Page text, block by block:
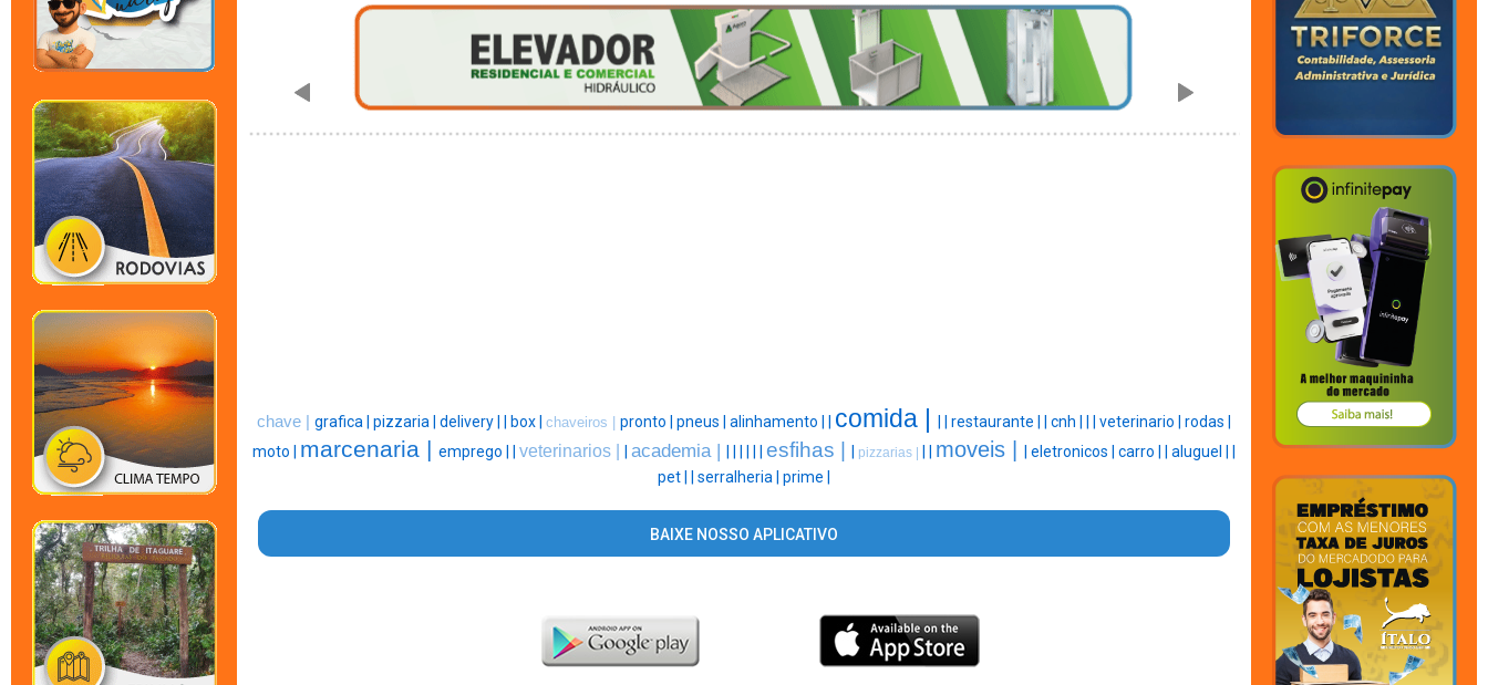
chave | grafica | pizzaria | delivery | box | chaveiros | pronto | pneus | alinhamento | comida | restaurante | cnh | veterinario | rodas |
moto | marcenaria | emprego | veterinarios | academia | esfihas | pizzarias | moveis | eletronicos | carro | aluguel |
pet |
serralheria | prime |
BAIXE NOSSO APLICATIVO